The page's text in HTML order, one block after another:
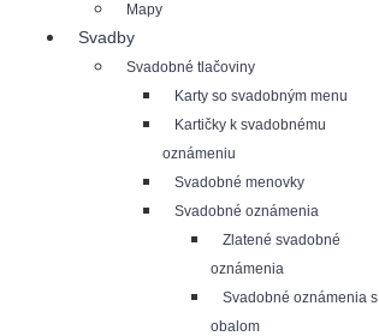
Mapy
Svadby
Svadobné tlačoviny
Karty so svadobným menu
Kartičky k svadobnému
oznámeniu
Svadobné menovky
Svadobné oznámenia
Zlatené svadobné
oznámenia
Svadobné oznámenia s
obalom